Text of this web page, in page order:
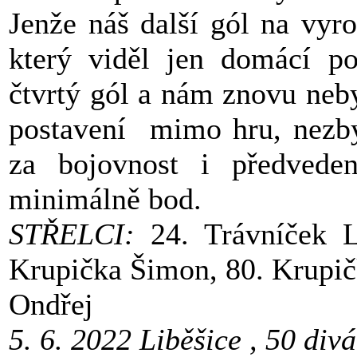
Jenže náš další gól na
který viděl jen domácí
čtvrtý gól a nám znovu
postavení mimo hru,
za bojovnost i
minimálně bod.
STŘELCI: 24. Trávníček
Krupička Šimon, 80.
Ondřej
5. 6. 2022 Liběšice , 50